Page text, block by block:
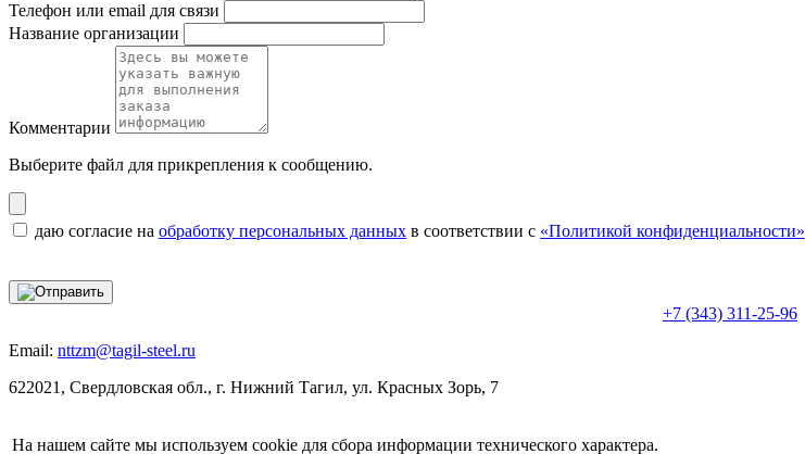
Телефон или email для связи
Название организации
Комментарии
Выберите файл для прикрепления к сообщению.
даю согласие на обработку персональных данных в соответствии с «Политикой конфиденциальности»
+7 (343) 311-25-96
Email: nttzm@tagil-steel.ru
622021, Свердловская обл., г. Нижний Тагил, ул. Красных Зорь, 7
На нашем сайте мы используем cookie для сбора информации технического характера.